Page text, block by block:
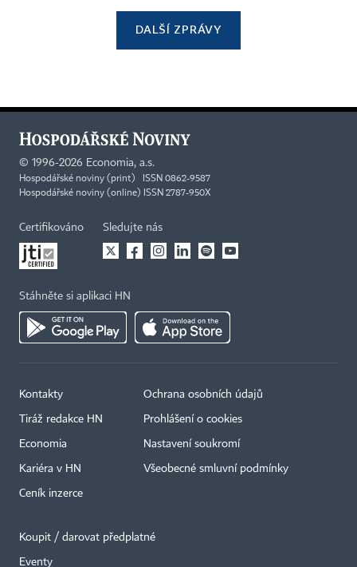
DALŠÍ ZPRÁVY
© 1996-2026 Economia, a.s.
Hospodářské noviny (print) ISSN 0862-9587
Hospodářské noviny (online) ISSN 2787-950X
Certifikováno Sledujte nás
Stáhněte si aplikaci HN
Kontakty
Tiráž redakce HN
Economia
Kariéra v HN
Ceník inzerce
Ochrana osobních údajů
Prohlášení o cookies
Nastavení soukromí
Všeobecné smluvní podmínky
Koupit / darovat předplatné
Eventy